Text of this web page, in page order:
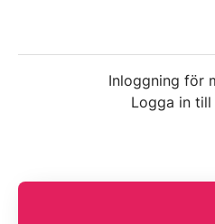
Inloggning för
Logga in till